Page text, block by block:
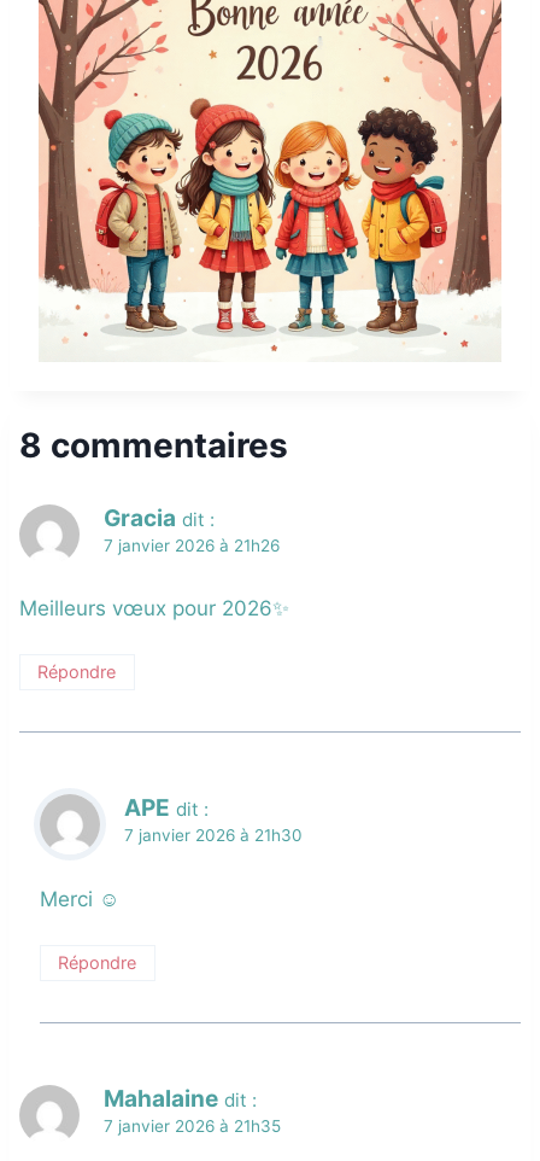
8 commentaires
Gracia dit :
7 janvier 2026 à 21h26
Meilleurs vœux pour 2026✨
Répondre
APE dit :
7 janvier 2026 à 21h30
Merci ☺️
Répondre
Mahalaine dit :
7 janvier 2026 à 21h35